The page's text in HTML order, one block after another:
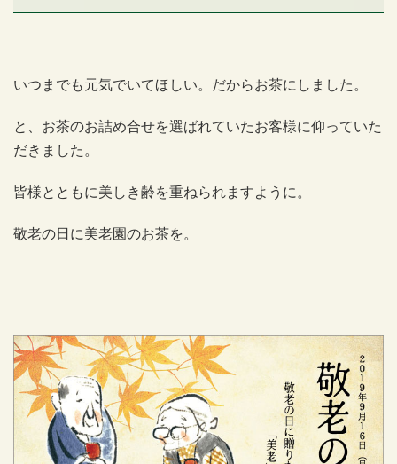
いつまでも元気でいてほしい。だからお茶にしました。
と、お茶のお詰め合せを選ばれていたお客様に仰っていた
だきました。
皆様とともに美しき齢を重ねられますように。
敬老の日に美老園のお茶を。